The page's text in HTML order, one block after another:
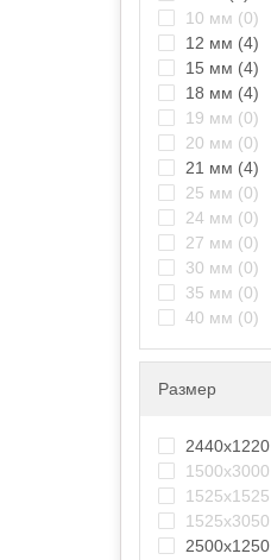
10 мм (0)
12 мм (4)
15 мм (4)
18 мм (4)
19 мм (0)
20 мм (0)
21 мм (4)
25 мм (0)
24 мм (0)
27 мм (0)
30 мм (0)
35 мм (0)
40 мм (0)
Размер
2440х1220
1500х3000
1525х1525
1525х3050
2500х1250